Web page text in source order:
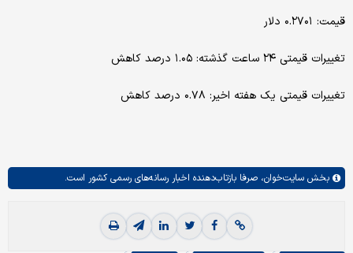
قیمت: ۰.۲۷۰۱ دلار
تغییرات قیمتی ۲۴ ساعت گذشته: ۱.۰۵ درصد کاهش
تغییرات قیمتی یک هفته اخیر: ۰.۷۸ درصد کاهش
بخش سایت‌خوان، صرفا بازتاب‌دهنده اخبار رسانه‌های رسمی کشور است.